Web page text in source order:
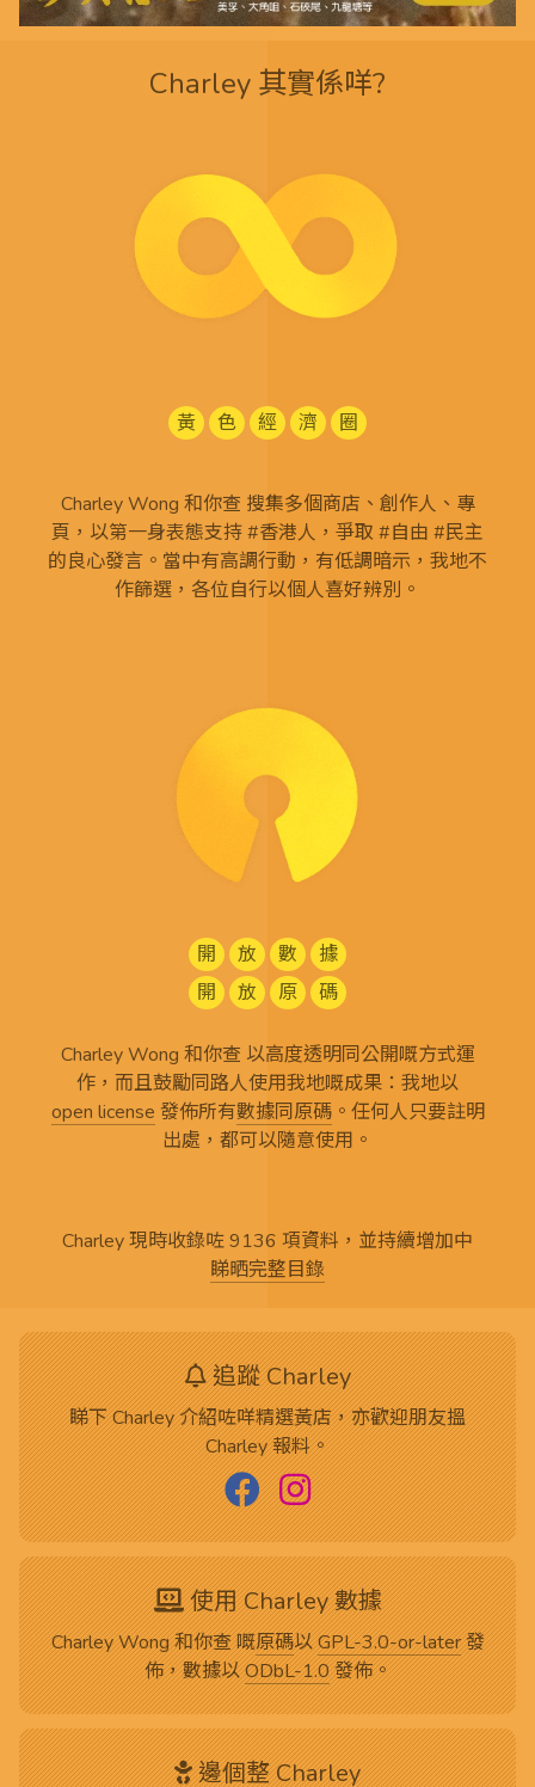
Charley 其實係咩?
黃 色 經 濟 圈
Charley Wong 和你查 搜集多個商店、創作人、專
頁，以第一身表態支持 #香港人，爭取 #自由 #民主
的良心發言。當中有高調行動，有低調暗示，我地不
作篩選，各位自行以個人喜好辨別。
開 放 數
據
開
放 原 碼
Charley Wong 和你查 以高度透明同公開嘅方式運
作，而且鼓勵同路人使用我地嘅成果：我地以
open license 發佈所有數據同原碼。任何人只要註明
出處，都可以隨意使用。
Charley 現時收錄咗 9136 項資料，並持續增加中
睇晒完整目錄
追蹤 Charley
睇下 Charley 介紹咗咩精選黃店，亦歡迎朋友搵
Charley 報料。
使用 Charley 數據
Charley Wong 和你查 嘅原碼以GPL-3.0-or-later發
佈，數據以ODbL-1.0發佈。
邊個整 Charley